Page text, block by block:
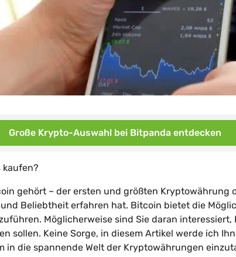
Große Krypto-Auswahl bei Bitpanda entdecken
kaufen?
gehört – der ersten und größten Kryptowährung
Beliebtheit erfahren hat. Bitcoin bietet die
Möglicherweise sind Sie daran
sollen. Keine Sorge, in diesem Artikel werde ich
in die spannende Welt der Kryptowährungen